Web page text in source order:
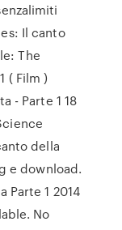
Il canto
The
( Film )
- Parte 1 18
della
e download.
Parte 1 2014
No